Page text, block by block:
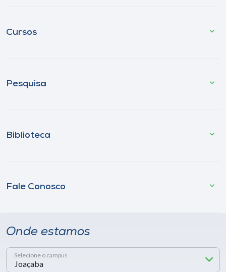
Cursos
Pesquisa
Biblioteca
Fale Conosco
Onde estamos
Selecione o campus